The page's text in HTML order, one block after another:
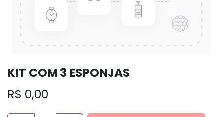
KIT COM 3 ESPONJAS
R$ 0,00